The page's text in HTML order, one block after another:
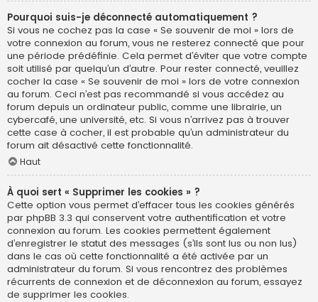
Pourquoi suis-je déconnecté automatiquement ?
Si vous ne cochez pas la case « Se souvenir de moi » lors de
votre connexion au forum, vous ne resterez connecté que pour
une période prédéfinie. Cela permet d’éviter que votre compte
soit utilisé par quelqu’un d’autre. Pour rester connecté, veuillez
cocher la case « Se souvenir de moi » lors de votre connexion
au forum. Ceci n’est pas recommandé si vous accédez au
forum depuis un ordinateur public, comme une librairie, un
cybercafé, une université, etc. Si vous n’arrivez pas à trouver
cette case à cocher, il est probable qu’un administrateur du
forum ait désactivé cette fonctionnalité.
Haut
À quoi sert « Supprimer les cookies » ?
Cette option vous permet d’effacer tous les cookies générés
par phpBB 3.3 qui conservent votre authentification et votre
connexion au forum. Les cookies permettent également
d’enregistrer le statut des messages (s’ils sont lus ou non lus)
dans le cas où cette fonctionnalité a été activée par un
administrateur du forum. Si vous rencontrez des problèmes
récurrents de connexion et de déconnexion au forum, essayez
de supprimer les cookies.